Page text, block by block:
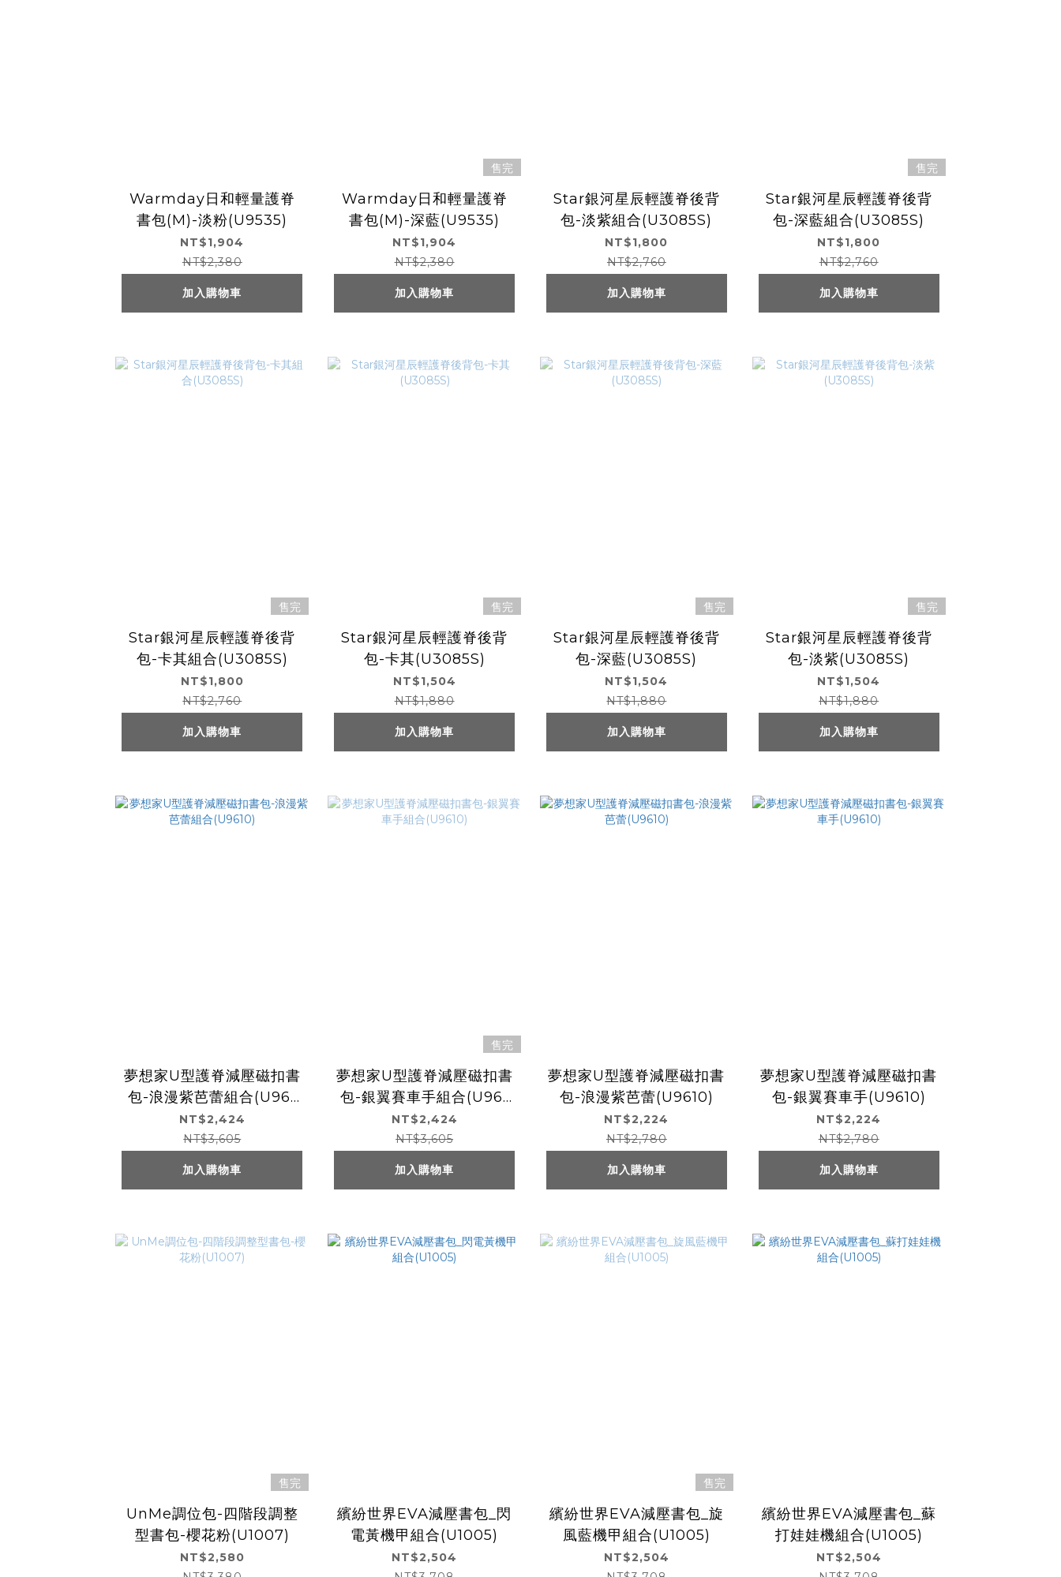
Warmday日和輕量護脊
書包(M)-淡粉(U9535)
NT$1,904
NT$2,380
加入購物車
售完
Warmday日和輕量護脊
書包(M)-深藍(U9535)
NT$1,904
NT$2,380
加入購物車
Star銀河星辰輕護脊後背
包-淡紫組合(U3085S)
NT$1,800
NT$2,760
加入購物車
售完
Star銀河星辰輕護脊後背
包-深藍組合(U3085S)
NT$1,800
NT$2,760
加入購物車
售完
Star銀河星辰輕護脊後背
包-卡其組合(U3085S)
NT$1,800
NT$2,760
加入購物車
售完
Star銀河星辰輕護脊後背
包-卡其(U3085S)
NT$1,504
NT$1,880
加入購物車
售完
Star銀河星辰輕護脊後背
包-深藍(U3085S)
NT$1,504
NT$1,880
加入購物車
售完
Star銀河星辰輕護脊後背
包-淡紫(U3085S)
NT$1,504
NT$1,880
加入購物車
夢想家U型護脊減壓磁扣書
包-浪漫紫芭蕾組合(U961
0)
NT$2,424
NT$3,605
加入購物車
售完
夢想家U型護脊減壓磁扣書
包-銀翼賽車手組合(U961
0)
NT$2,424
NT$3,605
加入購物車
夢想家U型護脊減壓磁扣書
包-浪漫紫芭蕾(U9610)
NT$2,224
NT$2,780
加入購物車
夢想家U型護脊減壓磁扣書
包-銀翼賽車手(U9610)
NT$2,224
NT$2,780
加入購物車
售完
UnMe調位包-四階段調整
型書包-櫻花粉(U1007)
NT$2,580
繽紛世界EVA減壓書包_閃
電黃機甲組合(U1005)
NT$2,504
售完
繽紛世界EVA減壓書包_旋
風藍機甲組合(U1005)
NT$2,504
繽紛世界EVA減壓書包_蘇
打娃娃機組合(U1005)
NT$2,504